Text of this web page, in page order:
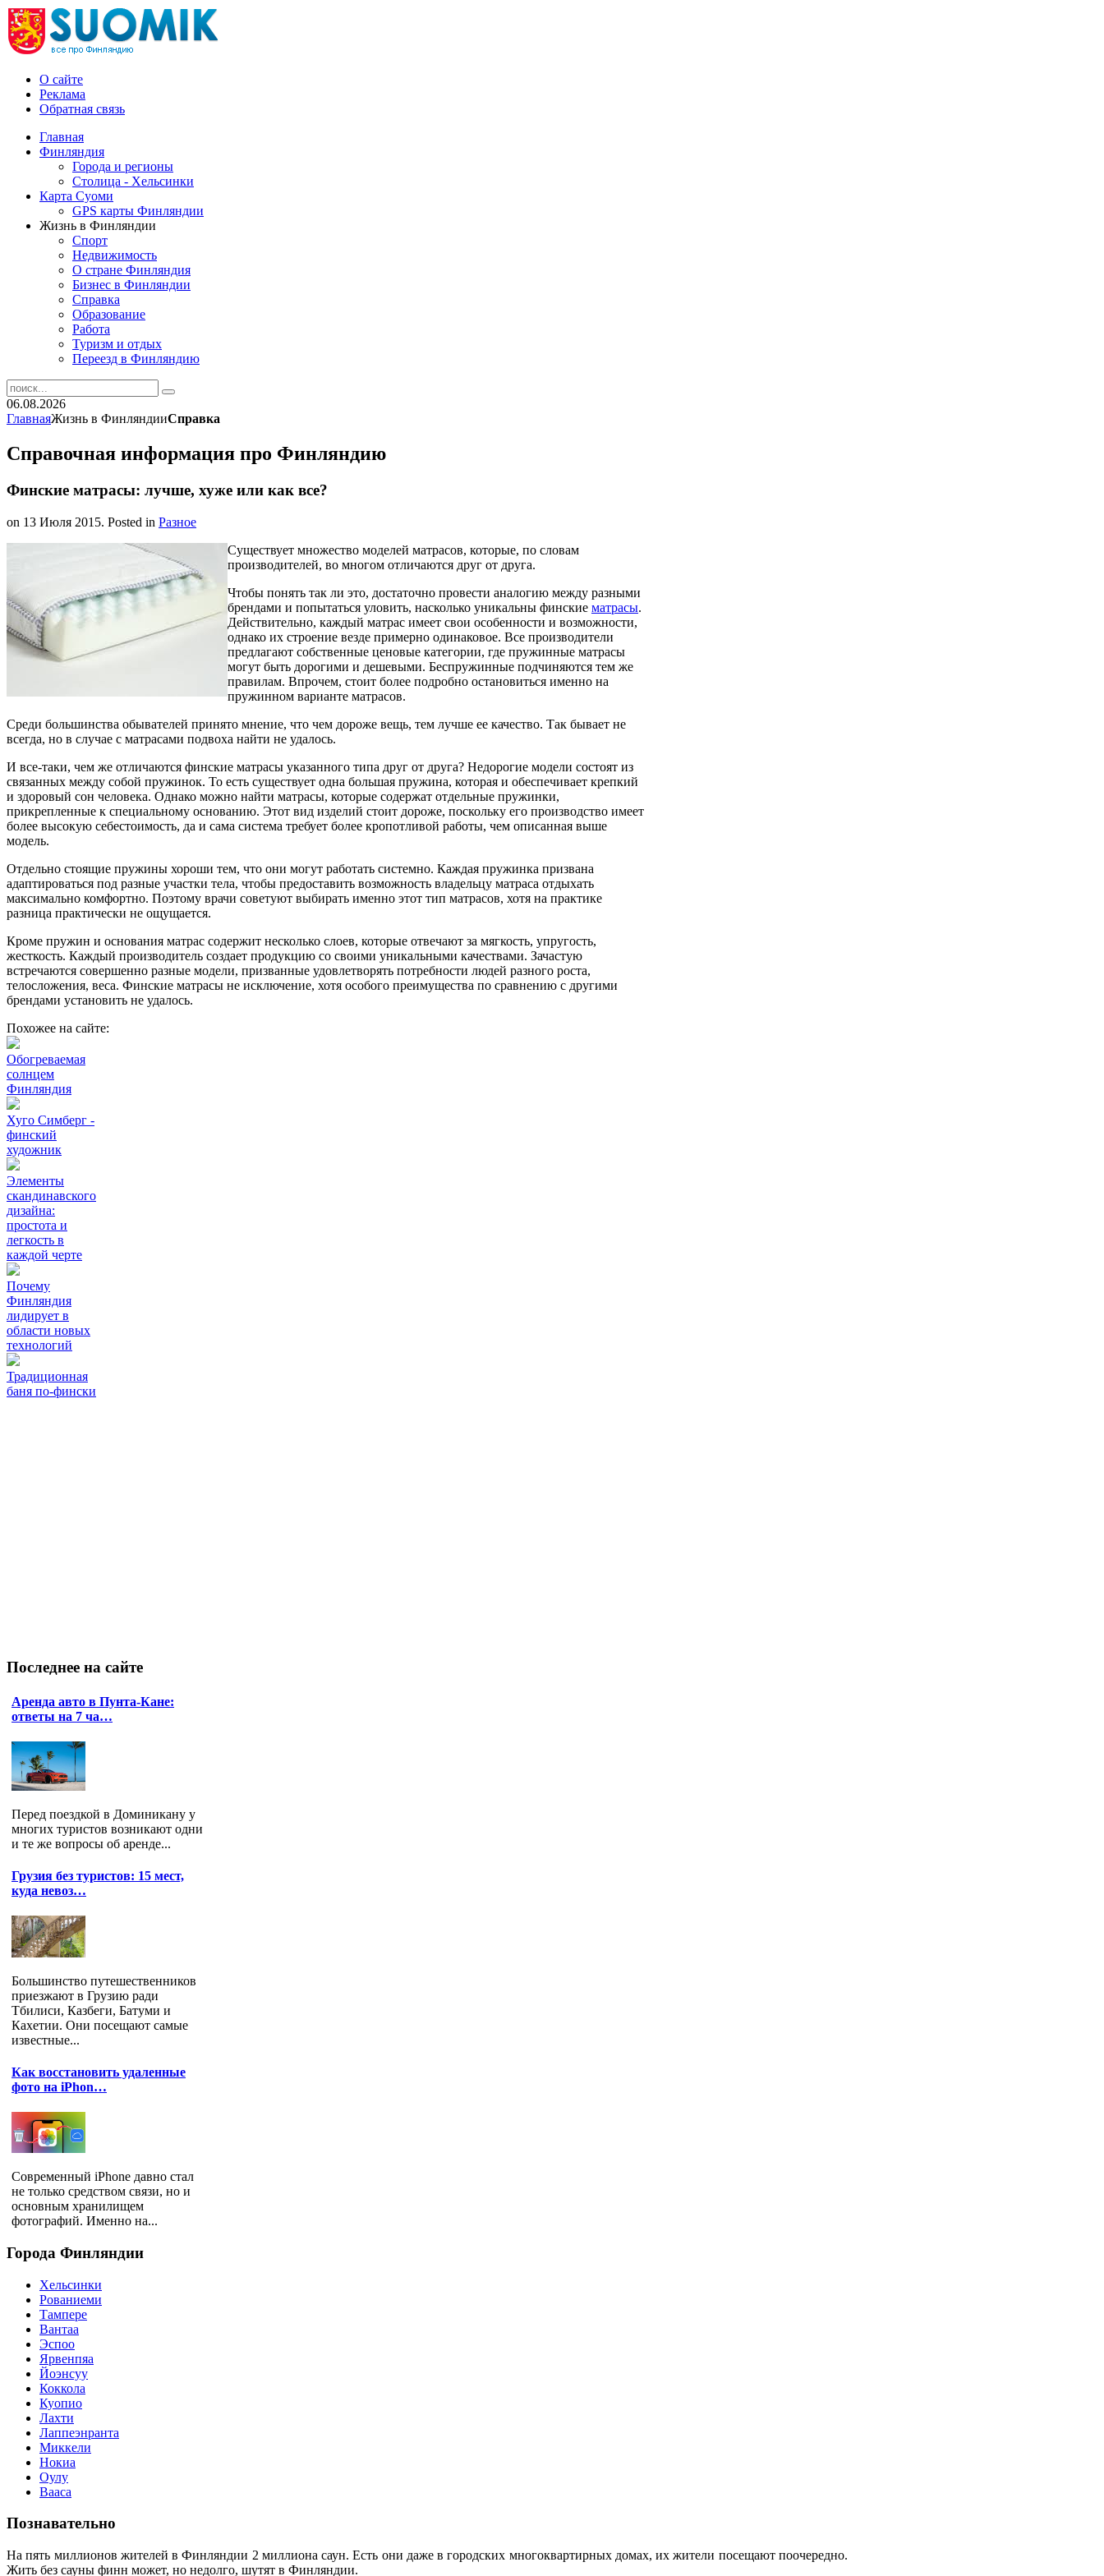
О сайте
Реклама
Обратная связь
Главная
Финляндия
Города и регионы
Столица - Хельсинки
Карта Суоми
GPS карты Финляндии
Жизнь в Финляндии
Спорт
Недвижимость
О стране Финляндия
Бизнес в Финляндии
Справка
Образование
Работа
Туризм и отдых
Переезд в Финляндию
06.08.2026
ГлавнаяЖизнь в ФинляндииСправка
Справочная информация про Финляндию
Финские матрасы: лучше, хуже или как все?
on 13 Июля 2015. Posted in Разное
Существует множество моделей матрасов, которые, по словам
производителей, во многом отличаются друг от друга.
Чтобы понять так ли это, достаточно провести аналогию между разными
брендами и попытаться уловить, насколько уникальны финские матрасы.
Действительно, каждый матрас имеет свои особенности и возможности,
однако их строение везде примерно одинаковое. Все производители
предлагают собственные ценовые категории, где пружинные матрасы
могут быть дорогими и дешевыми. Беспружинные подчиняются тем же
правилам. Впрочем, стоит более подробно остановиться именно на
пружинном варианте матрасов.
Среди большинства обывателей принято мнение, что чем дороже вещь, тем лучше ее качество. Так бывает не
всегда, но в случае с матрасами подвоха найти не удалось.
И все-таки, чем же отличаются финские матрасы указанного типа друг от друга? Недорогие модели состоят из
связанных между собой пружинок. То есть существует одна большая пружина, которая и обеспечивает крепкий
и здоровый сон человека. Однако можно найти матрасы, которые содержат отдельные пружинки,
прикрепленные к специальному основанию. Этот вид изделий стоит дороже, поскольку его производство имеет
более высокую себестоимость, да и сама система требует более кропотливой работы, чем описанная выше
модель.
Отдельно стоящие пружины хороши тем, что они могут работать системно. Каждая пружинка призвана
адаптироваться под разные участки тела, чтобы предоставить возможность владельцу матраса отдыхать
максимально комфортно. Поэтому врачи советуют выбирать именно этот тип матрасов, хотя на практике
разница практически не ощущается.
Кроме пружин и основания матрас содержит несколько слоев, которые отвечают за мягкость, упругость,
жесткость. Каждый производитель создает продукцию со своими уникальными качествами. Зачастую
встречаются совершенно разные модели, призванные удовлетворять потребности людей разного роста,
телосложения, веса. Финские матрасы не исключение, хотя особого преимущества по сравнению с другими
брендами установить не удалось.
Похожее на сайте:
Обогреваемая
солнцем
Финляндия
Хуго Симберг -
финский
художник
Элементы
скандинавского
дизайна:
простота и
легкость в
каждой черте
Почему
Финляндия
лидирует в
области новых
технологий
Традиционная
баня по-фински
Последнее на сайте
Аренда авто в Пунта-Кане:
ответы на 7 ча…
Перед поездкой в Доминикану у
многих туристов возникают одни
и те же вопросы об аренде...
Грузия без туристов: 15 мест,
куда невоз…
Большинство путешественников
приезжают в Грузию ради
Тбилиси, Казбеги, Батуми и
Кахетии. Они посещают самые
известные...
Как восстановить удаленные
фото на iPhon…
Современный iPhone давно стал
не только средством связи, но и
основным хранилищем
фотографий. Именно на...
Города Финляндии
Хельсинки
Рованиеми
Тампере
Вантаа
Эспоо
Ярвенпяа
Йоэнсуу
Коккола
Куопио
Лахти
Лаппеэнранта
Миккели
Нокиа
Оулу
Вааса
Познавательно
На пять миллионов жителей в Финляндии 2 миллиона саун. Есть они даже в городских многоквартирных домах, их жители посещают поочередно.
Жить без сауны финн может, но недолго, шутят в Финляндии.